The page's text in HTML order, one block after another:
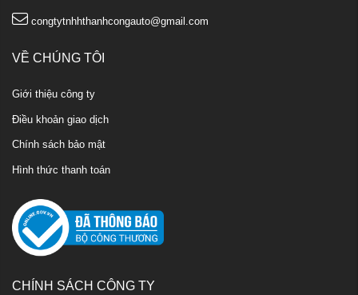
congtytnhhthanhcongauto@gmail.com
VỀ CHÚNG TÔI
Giới thiệu công ty
Điều khoản giao dịch
Chính sách bảo mật
Hình thức thanh toán
CHÍNH SÁCH CÔNG TY